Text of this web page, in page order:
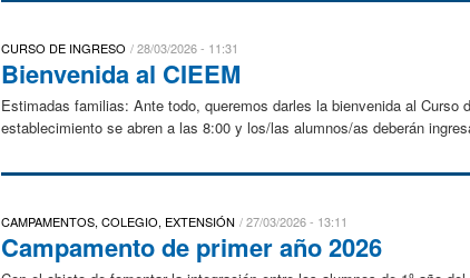
CURSO DE INGRESO 28/03/2026 - 11:31
Bienvenida al CIEEM
Estimadas familias: Ante todo, queremos darles la bienvenida al
establecimiento se abren a las 8:00 y los/las alumnos/as deberán
CAMPAMENTOS, COLEGIO, EXTENSIÓN 27/03/2026 - 13:11
Campamento de primer año 2026